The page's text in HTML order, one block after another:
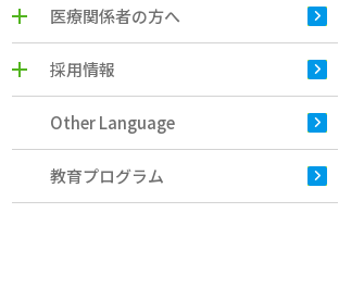
医療関係者の方へ
採用情報
Other Language
教育プログラム